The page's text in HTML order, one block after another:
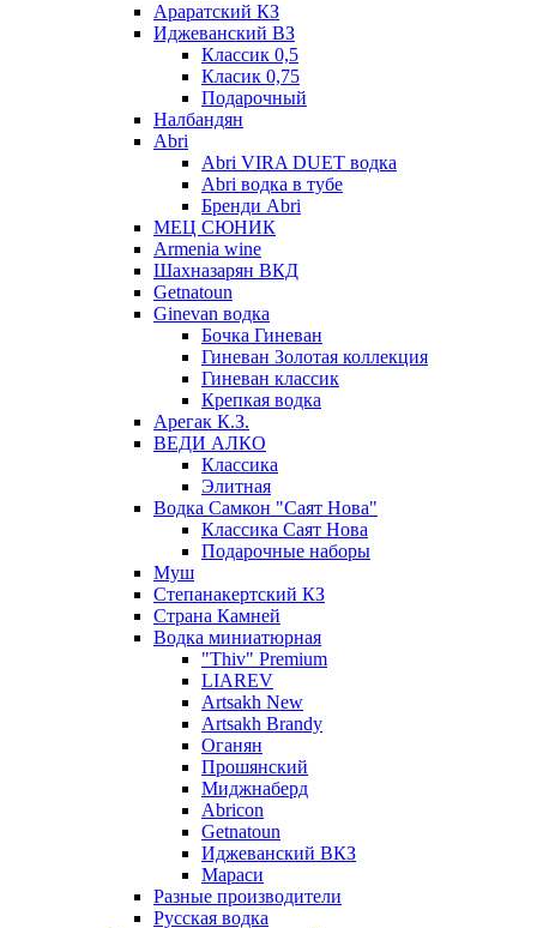
Араратский КЗ
Иджеванский ВЗ
Классик 0,5
Класик 0,75
Подарочный
Налбандян
Abri
Abri VIRA DUET водка
Abri водка в тубе
Бренди Abri
МЕЦ СЮНИК
Armenia wine
Шахназарян ВКД
Getnatoun
Ginevan водка
Бочка Гиневан
Гиневан Золотая коллекция
Гиневан классик
Крепкая водка
Арегак К.З.
ВЕДИ АЛКО
Классика
Элитная
Водка Самкон "Саят Нова"
Классика Саят Нова
Подарочные наборы
Муш
Степанакертский КЗ
Страна Камней
Водка миниатюрная
"Thiv" Premium
LIAREV
Artsakh New
Artsakh Brandy
Оганян
Прошянский
Миджнаберд
Abricon
Getnatoun
Иджеванский ВКЗ
Мараси
Разные производители
Русская водка